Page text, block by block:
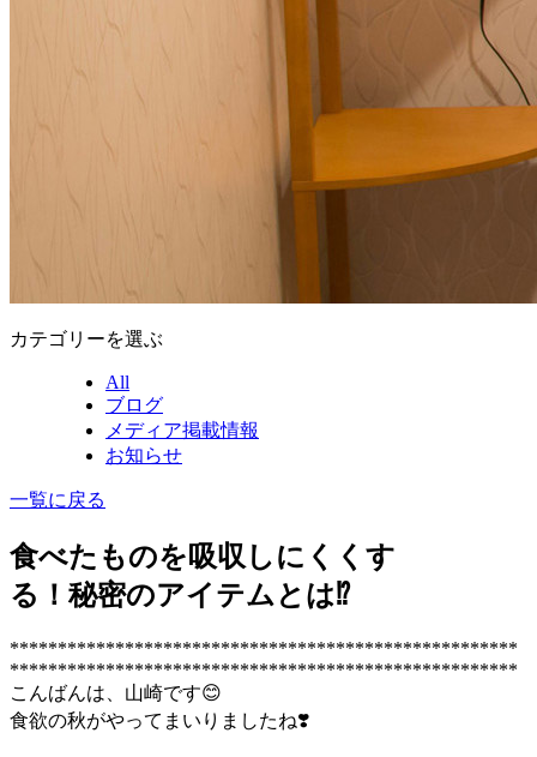
カテゴリーを選ぶ
All
ブログ
メディア掲載情報
お知らせ
一覧に戻る
食べたものを吸収しにくくす
る！秘密のアイテムとは⁉️
*****************************************************
*****************************************************
こんばんは、山崎です😊
食欲の秋がやってまいりましたね❣️